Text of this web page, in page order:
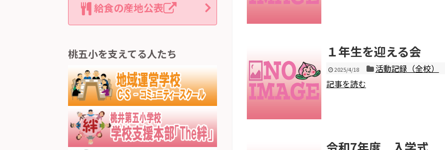
１年生を迎える会
2025/4/18
活動記録（全校）
記事を読む
給食の産地公表
桃五小を支えてる人たち